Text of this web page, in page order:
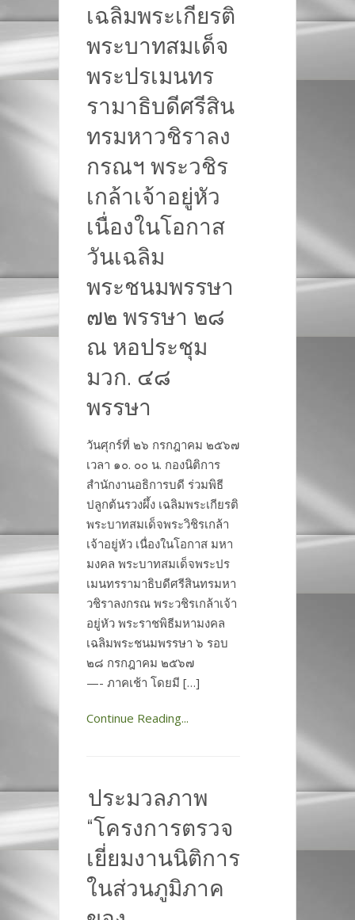
เฉลิมพระเกียรติ
พระบาทสมเด็จ
พระปรเมนทร
รามาธิบดีศรีสิน
ทรมหาวชิราลง
กรณฯ พระวชิร
เกล้าเจ้าอยู่หัว
เนื่องในโอกาส
วันเฉลิม
พระชนมพรรษา
๗๒ พรรษา ๒๘
ณ หอประชุม
มวก. ๔๘
พรรษา
วันศุกร์ที่ ๒๖ กรกฎาคม ๒๕๖๗
เวลา ๑๐. ๐๐ น. กองนิติการ
สำนักงานอธิการบดี ร่วมพิธี
ปลูกต้นรวงผึ้ง เฉลิมพระเกียรติ
พระบาทสมเด็จพระวิชิรเกล้า
เจ้าอยู่หัว เนื่องในโอกาส มหา
มงคล พระบาทสมเด็จพระปร
เมนทรรามาธิบดีศรีสินทรมหา
วชิราลงกรณ พระวชิรเกล้าเจ้า
อยู่หัว พระราชพิธีมหามงคล
เฉลิมพระชนมพรรษา ๖ รอบ
๒๘ กรกฎาคม ๒๕๖๗
—- ภาคเช้า โดยมี […]
Continue Reading...
ประมวลภาพ
“โครงการตรวจ
เยี่ยมงานนิติการ
ในส่วนภูมิภาค